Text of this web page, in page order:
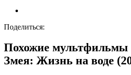
Поделиться:
Похожие мультфильмы
Змея: Жизнь на воде